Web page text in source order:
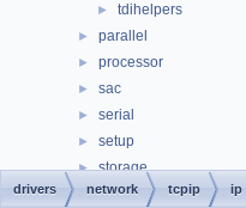
► tdihelpers
► parallel
► processor
► sac
► serial
► setup
► storage
► usb
drivers network tcpip ip